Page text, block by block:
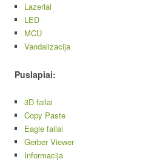
Lazeriai
LED
MCU
Vandalizacija
Puslapiai:
3D failai
Copy Paste
Eagle failai
Gerber Viewer
Informacija